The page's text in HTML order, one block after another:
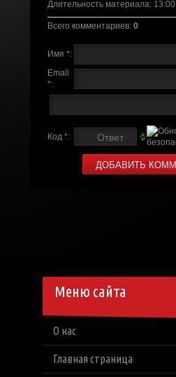
Длительность материала: 13:00
Всего комментариев: 0
Имя *:
Email
*:
Код *:
Меню сайта
О нас
Главная страница